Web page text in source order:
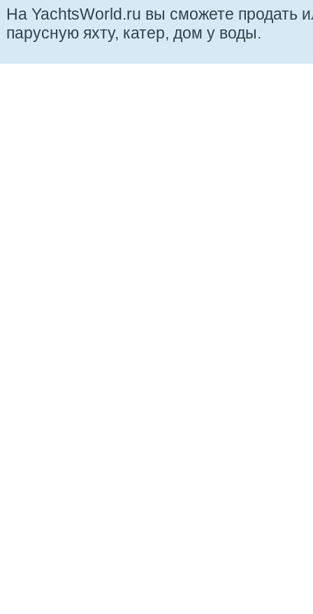
На YachtsWorld.ru вы сможете продать
парусную яхту, катер, дом у воды.